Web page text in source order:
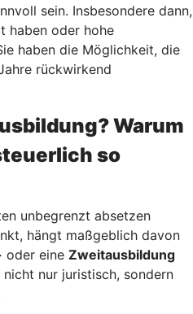
sein. Insbesondere dann,
haben oder hohe
haben die Möglichkeit, die
rückwirkend
Warum
so
unbegrenzt absetzen
hängt maßgeblich davon
oder eine Zweitausbildung
nur juristisch, sondern